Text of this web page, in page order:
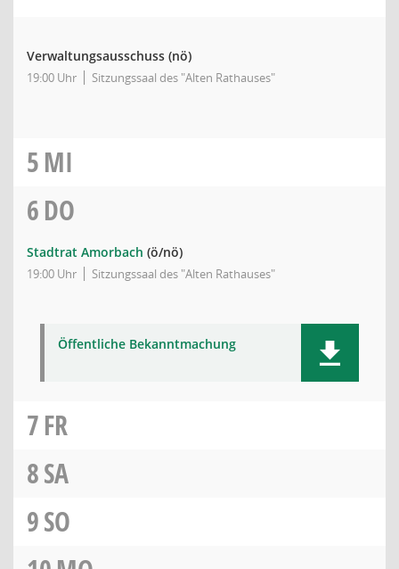
Verwaltungsausschuss (nö)
19:00 Uhr Sitzungssaal des "Alten Rathauses"
5MI
6DO
Stadtrat Amorbach (ö/nö)
19:00 Uhr Sitzungssaal des "Alten Rathauses"
Öffentliche Bekanntmachung
7FR
8SA
9SO